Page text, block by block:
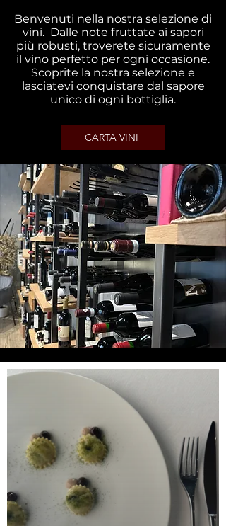
Benvenuti nella nostra selezione di
vini. Dalle note fruttate ai sapori
più robusti, troverete sicuramente
il vino perfetto per ogni occasione.
Scoprite la nostra selezione e
lasciatevi conquistare dal sapore
unico di ogni bottiglia.
CARTA VINI